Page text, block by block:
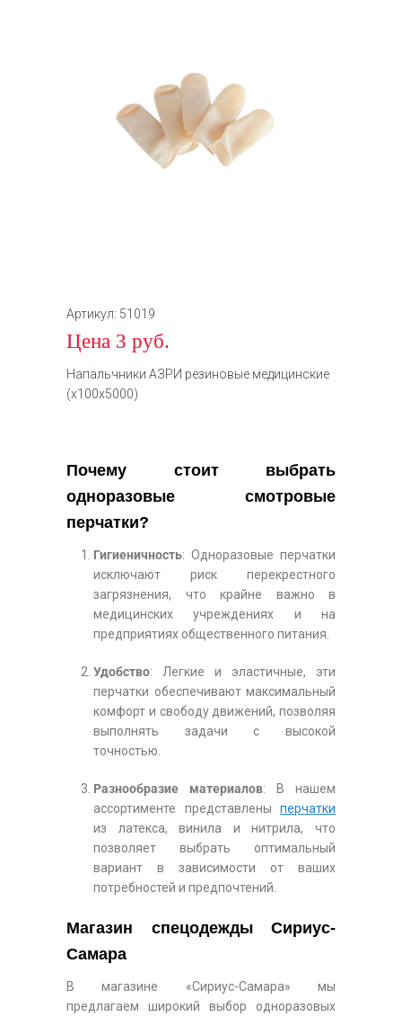
Артикул: 51019
Цена 3 руб.
Напальчники АЗРИ резиновые медицинские
(х100х5000)
Почему стоит выбрать
одноразовые смотровые
перчатки?
Гигиеничность: Одноразовые перчатки
исключают риск перекрестного
загрязнения, что крайне важно в
медицинских учреждениях и на
предприятиях общественного питания.
Удобство: Легкие и эластичные, эти
перчатки обеспечивают максимальный
комфорт и свободу движений, позволяя
выполнять задачи с высокой
точностью.
Разнообразие материалов: В нашем
ассортименте представлены перчатки
из латекса, винила и нитрила, что
позволяет выбрать оптимальный
вариант в зависимости от ваших
потребностей и предпочтений.
Магазин спецодежды Сириус-
Самара
В магазине «Сириус-Самара» мы
предлагаем широкий выбор одноразовых